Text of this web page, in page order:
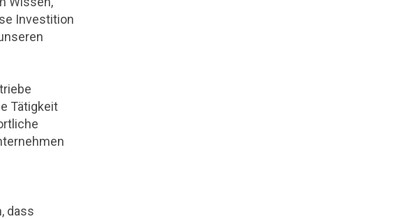
Investition
Tätigkeit
dass